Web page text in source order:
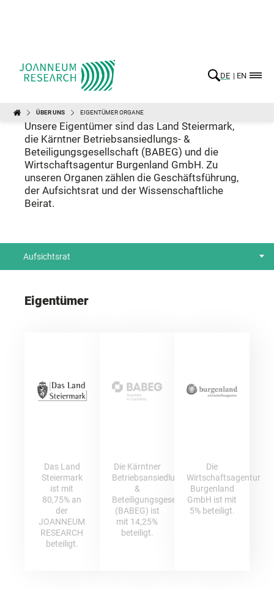
ÜBER UNS EIGENTÜMER ORGANE
Eigentümer und Organe
Unsere Eigentümer sind das Land Steiermark,
die Kärntner Betriebsansiedlungs- &
Beteiligungsgesellschaft (BABEG) und die
Wirtschaftsagentur Burgenland GmbH. Zu
unseren Organen zählen die Geschäftsführung,
der Aufsichtsrat und der Wissenschaftliche
Beirat.
Aufsichtsrat
Eigentümer
Das Land
Steiermark
ist mit
80,75% an
der
JOANNEUM
RESEARCH
beteiligt.
Die Kärntner
Betriebsansiedlungs-
&
Beteiligungsgesellschaft
(BABEG) ist
mit 14,25%
beteiligt.
Die
Wirtschaftsagentur
Burgenland
GmbH ist mit
5% beteiligt.